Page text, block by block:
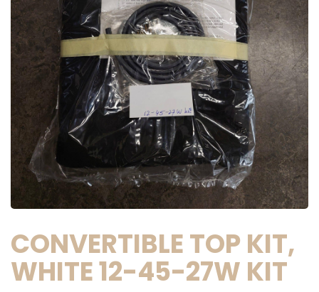
CONVERTIBLE TOP KIT,
WHITE 12-45-27W KIT